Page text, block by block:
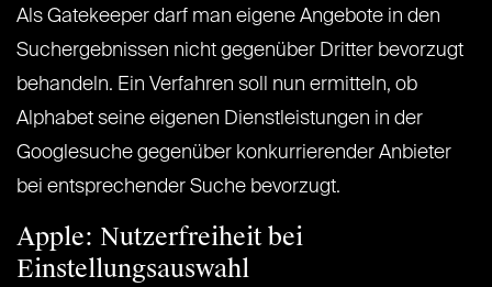
Als Gatekeeper darf man eigene Angebote in den
Suchergebnissen nicht gegenüber Dritter bevorzugt
behandeln. Ein Verfahren soll nun ermitteln, ob
Alphabet seine eigenen Dienstleistungen in der
Googlesuche gegenüber konkurrierender Anbieter
bei entsprechender Suche bevorzugt.
Apple: Nutzerfreiheit bei
Einstellungsauswahl